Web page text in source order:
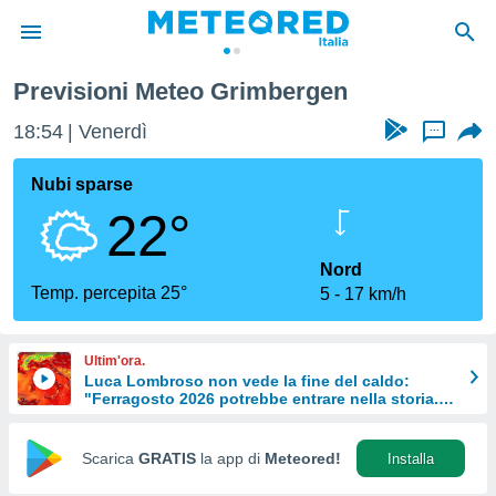
di
per
le
di
Web
Previsioni Meteo Grimbergen
18:54 Venerdì ...
Nubi sparse
22°
Temp. percepita 25°
Nord
5
17 km/h
Ultim'ora.
Luca Lombroso non vede la fine del caldo:
"Ferragosto 2026 potrebbe entrare nella storia.
Scarica GRATIS la app di Meteored! Installa